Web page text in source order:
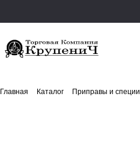
Главная Каталог Приправы и специи